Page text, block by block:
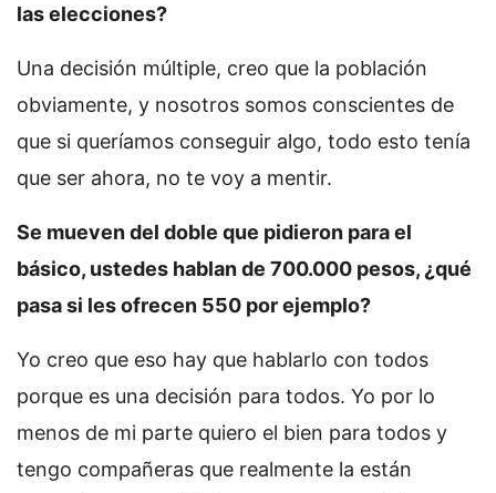
las elecciones?
Una decisión múltiple, creo que la población
obviamente, y nosotros somos conscientes de
que si queríamos conseguir algo, todo esto tenía
que ser ahora, no te voy a mentir.
Se mueven del doble que pidieron para el
básico, ustedes hablan de 700.000 pesos, ¿qué
pasa si les ofrecen 550 por ejemplo?
Yo creo que eso hay que hablarlo con todos
porque es una decisión para todos. Yo por lo
menos de mi parte quiero el bien para todos y
tengo compañeras que realmente la están